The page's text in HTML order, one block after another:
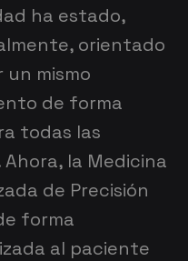
ha estado,
orientado
mismo
de forma
todas las
Ahora, la Medicina
de Precisión
forma
al paciente